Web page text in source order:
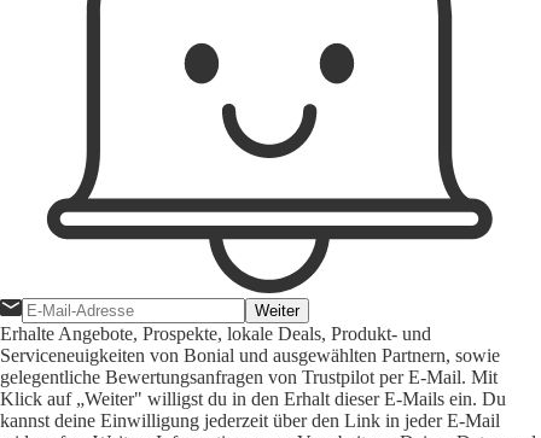
Weiter
Erhalte Angebote, Prospekte, lokale Deals, Produkt- und
Serviceneuigkeiten von Bonial und ausgewählten Partnern, sowie
gelegentliche Bewertungsanfragen von Trustpilot per E-Mail. Mit
Klick auf „Weiter" willigst du in den Erhalt dieser E-Mails ein. Du
kannst deine Einwilligung jederzeit über den Link in jeder E-Mail